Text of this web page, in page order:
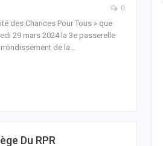
0
des Chances Pour Tous » que
29 mars 2024 la 3e passerelle
de la…
Du RPR